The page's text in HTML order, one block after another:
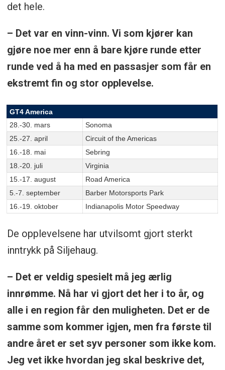
det hele.
– Det var en vinn-vinn. Vi som kjører kan
gjøre noe mer enn å bare kjøre runde etter
runde ved å ha med en passasjer som får en
ekstremt fin og stor opplevelse.
GT4 America
28.-30. mars
Sonoma
25.-27. april
Circuit of the Americas
16.-18. mai
Sebring
18.-20. juli
Virginia
15.-17. august
Road America
5.-7. september
Barber Motorsports Park
16.-19. oktober
Indianapolis Motor Speedway
De opplevelsene har utvilsomt gjort sterkt
inntrykk på Siljehaug.
– Det er veldig spesielt må jeg ærlig
innrømme. Nå har vi gjort det her i to år, og
alle i en region får den muligheten. Det er de
samme som kommer igjen, men fra første til
andre året er set syv personer som ikke kom.
Jeg vet ikke hvordan jeg skal beskrive det,